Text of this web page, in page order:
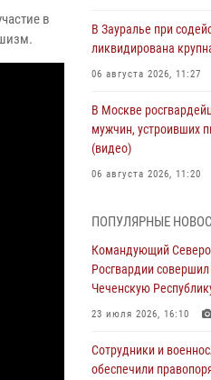
в
В Зауралье при
ликвидирована
06 августа 2026, 11:27
В Москве
мужчин, устроивших
(видео)
06 августа 2026, 11:20
обезвредили снаряд
Отечественной войны
06 августа 2026, 11:15
Подвиги
музея‑диорамы
Белгородское
ПОПУЛЯРНЫЕ
Командующий
Росгвардии
Чеченскую
23 июля 2026, 16:10
Сотрудники и
обеспечили